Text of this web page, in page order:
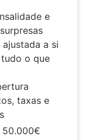
e
a si
o que
taxas e